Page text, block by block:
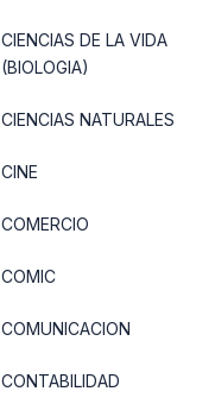
CIENCIAS DE LA VIDA
(BIOLOGIA)
CIENCIAS NATURALES
CINE
COMERCIO
COMIC
COMUNICACION
CONTABILIDAD